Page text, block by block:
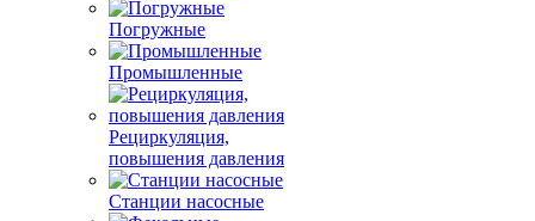
Погружные
Промышленные
Рециркуляция,
повышения давления
Станции насосные